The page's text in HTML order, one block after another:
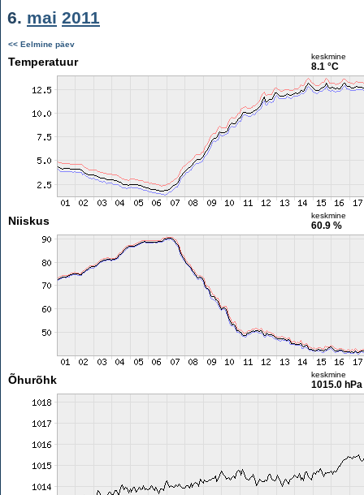
6. mai 2011
<< Eelmine päev
Temperatuur keskmine
8.1 °C
Niiskus keskmine
60.9 %
Õhurõhk keskmine
1015.0 hPa